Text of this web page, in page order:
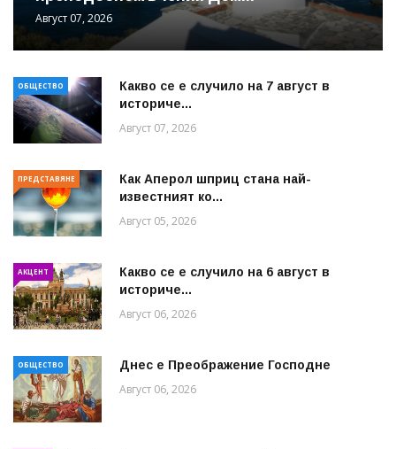
Август 07, 2026
ОБЩЕСТВО
Какво се е случило на 7 август в
историче...
Август 07, 2026
ПРЕДСТАВЯНЕ
Как Аперол шприц стана най-
известният ко...
Август 05, 2026
АКЦЕНТ
Какво се е случило на 6 август в
историче...
Август 06, 2026
ОБЩЕСТВО Днес е Преображение Господне
Август 06, 2026